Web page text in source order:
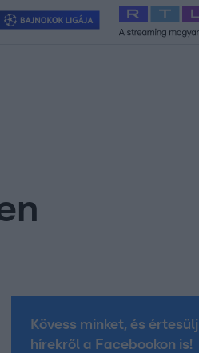
csatája 2026 Celeb vagyok,
Kövess minket, és
hírekről a Facebookon is!